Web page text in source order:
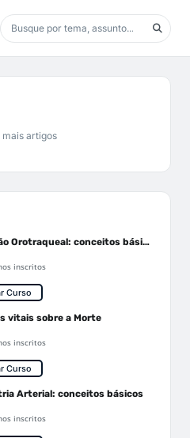
mais artigos
Intubação Orotraqueal: conceitos básicos
inscritos
Curso
vitais sobre a Morte
inscritos
Curso
Arterial: conceitos básicos
inscritos